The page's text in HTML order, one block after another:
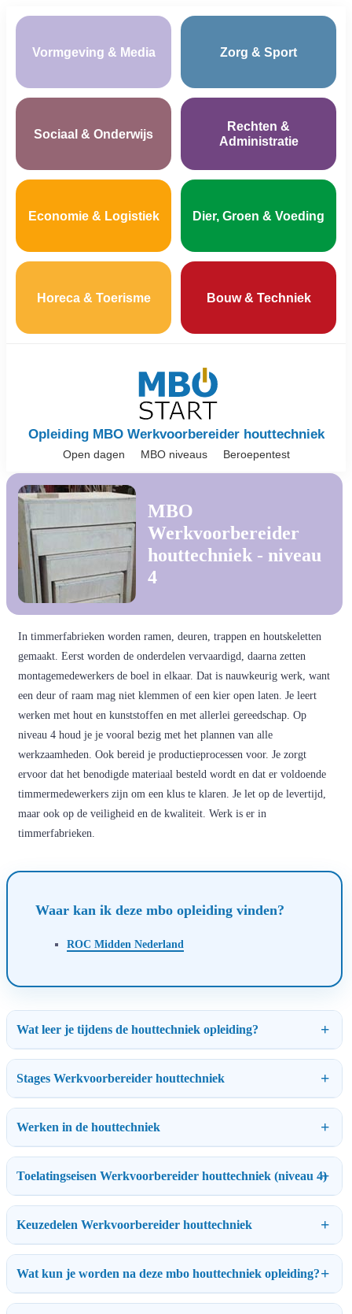
Vormgeving & Media Zorg & Sport
Sociaal & Onderwijs
Rechten &
Administratie
Economie & Logistiek Dier, Groen & Voeding
Horeca & Toerisme Bouw & Techniek
Opleiding MBO Werkvoorbereider houttechniek
Open dagen MBO niveaus Beroepentest
MBO
Werkvoorbereider
houttechniek - niveau
4
In timmerfabrieken worden ramen, deuren, trappen en houtskeletten
gemaakt. Eerst worden de onderdelen vervaardigd, daarna zetten
montagemedewerkers de boel in elkaar. Dat is nauwkeurig werk, want
een deur of raam mag niet klemmen of een kier open laten. Je leert
werken met hout en kunststoffen en met allerlei gereedschap. Op
niveau 4 houd je je vooral bezig met het plannen van alle
werkzaamheden. Ook bereid je productieprocessen voor. Je zorgt
ervoor dat het benodigde materiaal besteld wordt en dat er voldoende
timmermedewerkers zijn om een klus te klaren. Je let op de levertijd,
maar ook op de veiligheid en de kwaliteit. Werk is er in
timmerfabrieken.
Waar kan ik deze mbo opleiding vinden?
ROC Midden Nederland
Wat leer je tijdens de houttechniek opleiding?
Stages Werkvoorbereider houttechniek
Werken in de houttechniek
Toelatingseisen Werkvoorbereider houttechniek (niveau 4)
Keuzedelen Werkvoorbereider houttechniek
Wat kun je worden na deze mbo houttechniek opleiding?